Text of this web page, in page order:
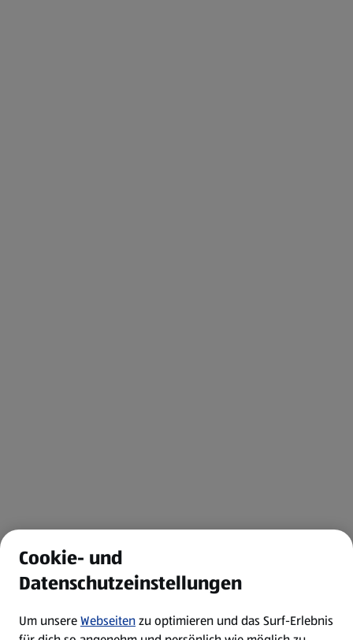
Cookie- und
Datenschutzeinstellungen
Um unsereWebseitenzu optimieren und das Surf-Erlebnis